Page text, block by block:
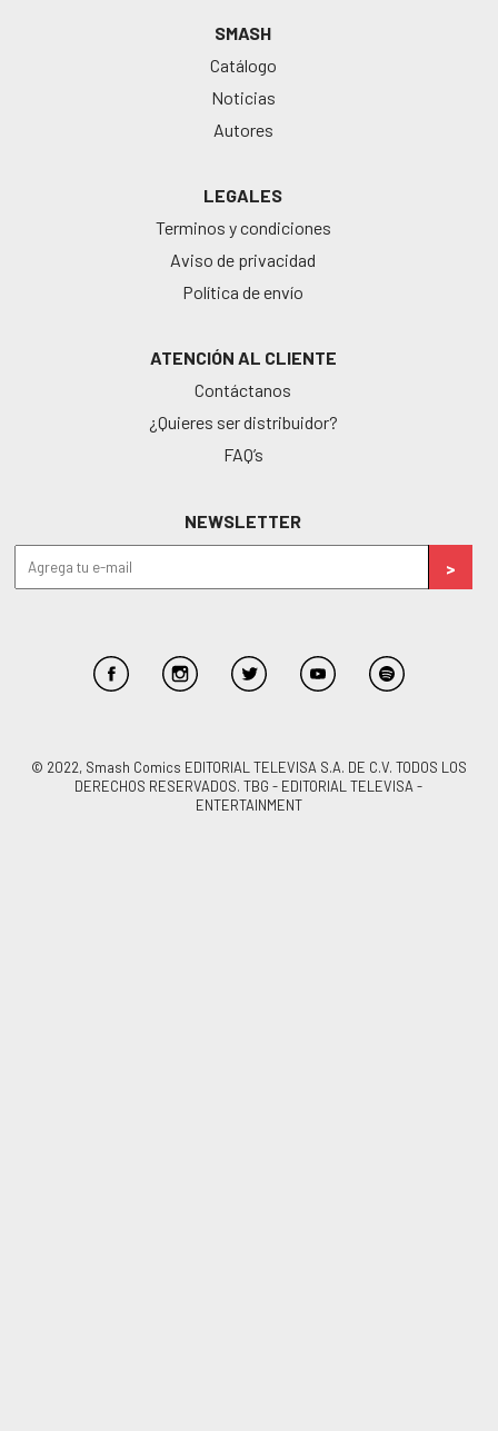
SMASH
Catálogo
Noticias
Autores
LEGALES
Terminos y condiciones
Aviso de privacidad
Política de envío
ATENCIÓN AL CLIENTE
Contáctanos
¿Quieres ser distribuidor?
FAQ’s
NEWSLETTER
© 2022, Smash Comics EDITORIAL TELEVISA S.A. DE C.V. TODOS LOS
DERECHOS RESERVADOS. TBG - EDITORIAL TELEVISA -
ENTERTAINMENT